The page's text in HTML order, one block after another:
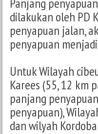
dilakukan oleh PD
penyapuan jalan,
penyapuan
Untuk Wilayah
Karees (55, 12 km
panjang
penyapuan),
dan wilyah